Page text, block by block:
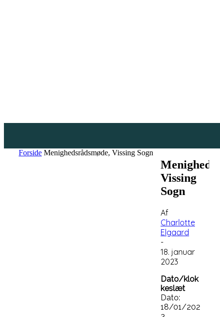
Forside Menighedsrådsmøde, Vissing Sogn
Vissing
Sogn
Af
Charlotte
Elgaard
-
18. januar
2023
Dato/klok
keslæt
Dato:
18/01/202